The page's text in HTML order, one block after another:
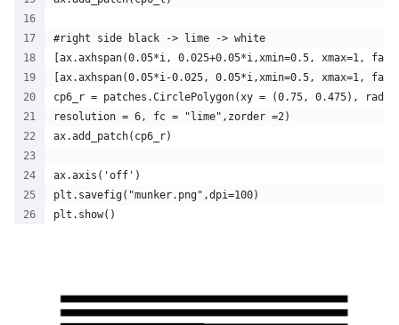
#right side black -> lime -> white
[ax.axhspan(0.05*i, 0.025+0.05*i,xmin=0.5, xmax=1,
[ax.axhspan(0.05*i-0.025, 0.05*i,xmin=0.5, xmax=1,
cp6_r = patches.CirclePolygon(xy = (0.75, 0.475),
resolution = 6, fc = "lime",zorder =2)
ax.add_patch(cp6_r)
ax.axis('off')
plt.savefig("munker.png",dpi=100)
plt.show()